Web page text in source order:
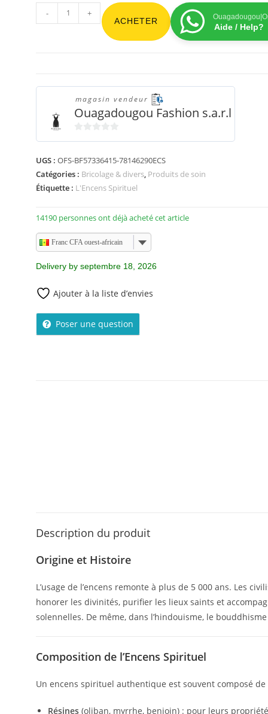
- +
ACHETER
Aide / Help?
magasin vendeur
Ouagadougou Fashion s.a.r.l
u
r
5
UGS : OFS-BF57336415-78146290ECS
Catégories : Bricolage & divers, Produits de soin
Étiquette : L'Encens Spirituel
14190 personnes ont déjà acheté cet article
Franc CFA ouest-africain
Delivery by septembre 18, 2026
Ajouter à la liste d’envies
Poser une question
Description du produit
Origine et Histoire
L’usage de l’encens remonte à plus de 5 000 ans. Les
honorer les divinités, purifier les lieux saints et
solennelles. De même, dans l’hindouisme, le
Composition de l’Encens Spirituel
Un encens spirituel authentique est souvent composé
Résines (oliban, myrrhe, benjoin) : pour leurs